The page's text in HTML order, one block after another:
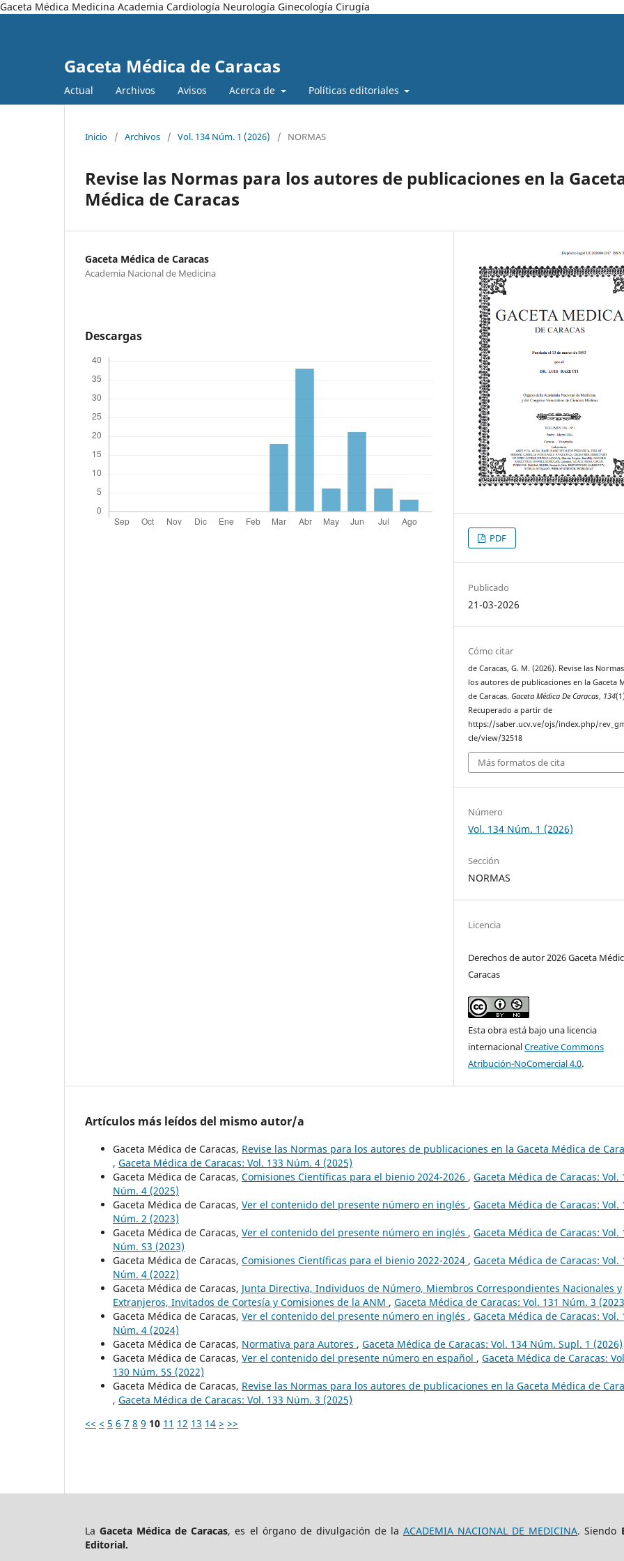
Gaceta Médica Medicina Academia Cardiología Neurología Ginecología Cirugía
Gaceta Médica de Caracas
Actual Archivos Avisos Acerca de Políticas editoriales
Inicio / Archivos / Vol. 134 Núm. 1 (2026) / NORMAS
Revise las Normas para los autores de publicaciones en la
Médica de Caracas
Gaceta Médica de Caracas
Academia Nacional de Medicina
Descargas
PDF
Publicado
21-03-2026
Cómo citar
de Caracas, G. M. (2026). Revise las
los autores de publicaciones en la Gaceta
de Caracas.Gaceta Médica De Caracas, 134
Recuperado a partir de
https://saber.ucv.ve/ojs/index.php/
cle/view/32518
Más formatos de cita
Número
Vol. 134 Núm. 1 (2026)
Sección
NORMAS
Licencia
Derechos de autor 2026 Gaceta
Caracas
Esta obra está bajo una licencia
internacionalCreative Commons
Atribución-NoComercial 4.0.
Artículos más leídos del mismo autor/a
Gaceta Médica de Caracas, Revise las Normas para los autores de publicaciones en la Gaceta Médica de
, Gaceta Médica de Caracas: Vol. 133 Núm. 4 (2025)
Gaceta Médica de Caracas, Comisiones Científicas para el bienio 2024-2026 , Gaceta Médica de Caracas: Vol.
Núm. 4 (2025)
Gaceta Médica de Caracas, Ver el contenido del presente número en inglés , Gaceta Médica de Caracas: Vol.
Núm. 2 (2023)
Gaceta Médica de Caracas, Ver el contenido del presente número en inglés , Gaceta Médica de Caracas: Vol.
Núm. S3 (2023)
Gaceta Médica de Caracas, Comisiones Científicas para el bienio 2022-2024 , Gaceta Médica de Caracas: Vol.
Núm. 4 (2022)
Gaceta Médica de Caracas, Junta Directiva, Individuos de Número, Miembros Correspondientes Nacionales y
Extranjeros, Invitados de Cortesía y Comisiones de la ANM , Gaceta Médica de Caracas: Vol. 131 Núm. 3
Gaceta Médica de Caracas, Ver el contenido del presente número en inglés , Gaceta Médica de Caracas: Vol.
Núm. 4 (2024)
Gaceta Médica de Caracas, Normativa para Autores , Gaceta Médica de Caracas: Vol. 134 Núm. Supl. 1 (2026)
Gaceta Médica de Caracas, Ver el contenido del presente número en español , Gaceta Médica de Caracas:
130 Núm. 5S (2022)
Gaceta Médica de Caracas, Revise las Normas para los autores de publicaciones en la Gaceta Médica de
, Gaceta Médica de Caracas: Vol. 133 Núm. 3 (2025)
<< < 5 6 7 8 9 10 11 12 13 14 > >>
LaGaceta Médica de Caracas, es el órgano de divulgación de laACADEMIA NACIONAL DE MEDICINA. Siendo
Editorial.